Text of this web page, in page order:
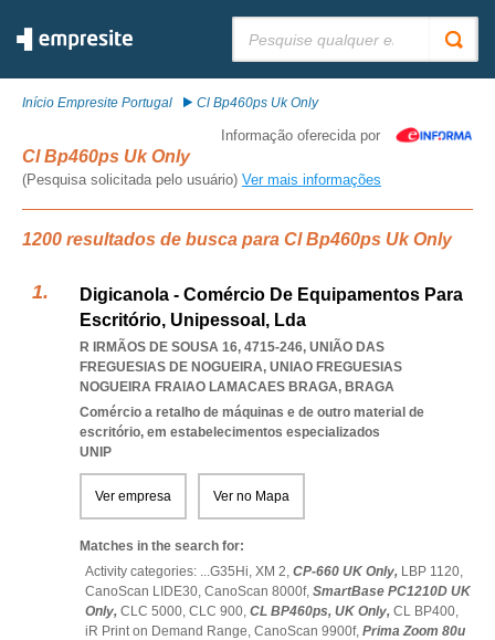
Início Empresite Portugal Cl Bp460ps Uk Only
Informação oferecida por
Cl Bp460ps Uk Only
(Pesquisa solicitada pelo usuário) Ver mais informações
1200 resultados de busca para Cl Bp460ps Uk Only
Digicanola - Comércio De Equipamentos Para
Escritório, Unipessoal, Lda
R IRMÃOS DE SOUSA 16, 4715-246, UNIÃO DAS
FREGUESIAS DE NOGUEIRA, UNIAO FREGUESIAS
NOGUEIRA FRAIAO LAMACAES BRAGA, BRAGA
Comércio a retalho de máquinas e de outro material de
escritório, em estabelecimentos especializados
UNIP
Ver empresa Ver no Mapa
Matches in the search for:
Activity categories: ...G35Hi, XM 2, CP-660 UK Only, LBP 1120,
CanoScan LIDE30, CanoScan 8000f, SmartBase PC1210D UK
Only, CLC 5000, CLC 900, CL BP460ps, UK Only, CL BP400,
iR Print on Demand Range, CanoScan 9900f, Prima Zoom 80u